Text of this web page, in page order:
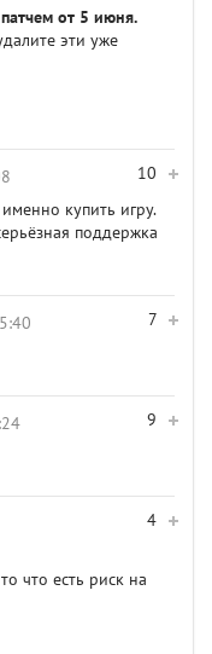
от 5 июня.
эти уже
10
купить игру.
поддержка
7
9
4
что есть риск на